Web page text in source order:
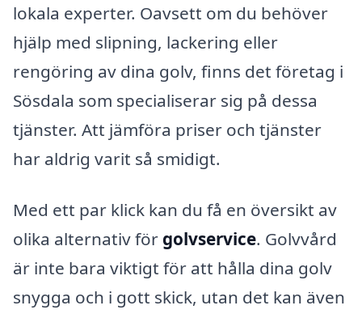
lokala experter. Oavsett om du behöver
hjälp med slipning, lackering eller
rengöring av dina golv, finns det företag i
Sösdala som specialiserar sig på dessa
tjänster. Att jämföra priser och tjänster
har aldrig varit så smidigt.
Med ett par klick kan du få en översikt av
olika alternativ för golvservice. Golvvård
är inte bara viktigt för att hålla dina golv
snygga och i gott skick, utan det kan även